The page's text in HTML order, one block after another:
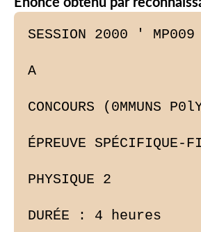
Énoncé obtenu par
SESSION 2000 ' MP009
A
CONCOURS (0MMUNS
ÉPREUVE SPÉCIFIQUE-
PHYSIQUE 2
DURÉE : 4 heures